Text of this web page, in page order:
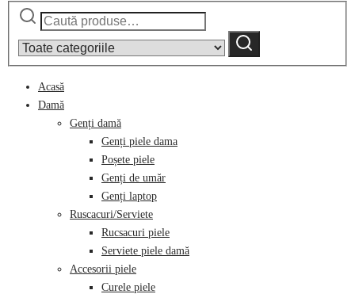
Caută
category:
Caută
Acasă
Damă
Genți damă
Genți piele dama
Poșete piele
Genți de umăr
Genți laptop
Ruscacuri/Serviete
Rucsacuri piele
Serviete piele damă
Accesorii piele
Curele piele